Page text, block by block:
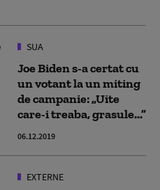
SUA
Joe Biden s-a certat cu
un votant la un miting
de campanie: „Uite
care-i treaba, grasule...”
06.12.2019
EXTERNE